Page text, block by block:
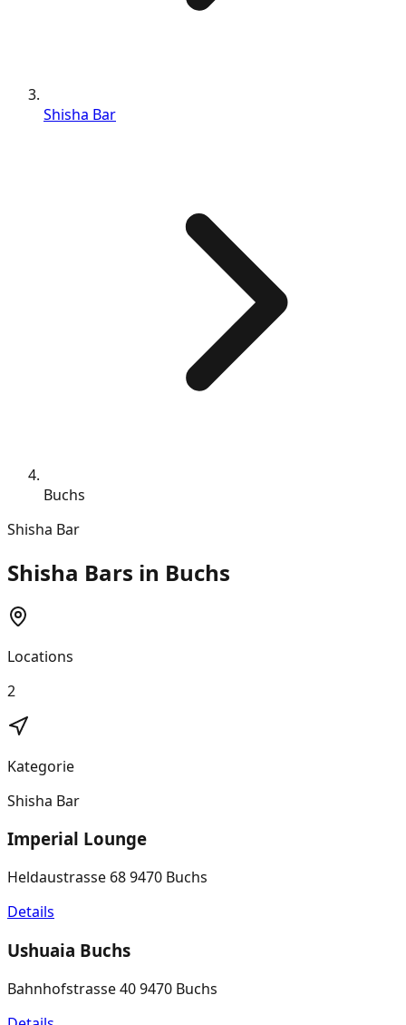
Shisha Bar
Buchs
Shisha Bar
Shisha Bars in Buchs
Locations
2
Kategorie
Shisha Bar
Imperial Lounge
Heldaustrasse 68 9470 Buchs
Details
Ushuaia Buchs
Bahnhofstrasse 40 9470 Buchs